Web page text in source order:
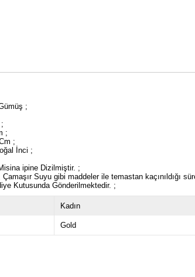
;
;
;
İnci ;
ipine Dizilmiştir. ;
Suyu gibi maddeler ile temastan kaçınıldığı
Kutusunda Gönderilmektedir. ;
Kadın
Gold